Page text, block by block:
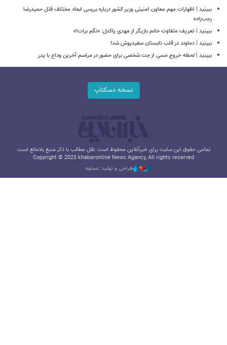
ببینید | اظهارات مهم معاون امنیتی وزیر کشور درباره بررسی ابعاد مختلف قتل حمیدرضا
رجب‌زاده
ببینید | تعریف متفاوت خانم بازیگر از مهدی پاکدل: «نگم برات!»
ببینید | دماوند در قلب تابستان سفیدپوش شد!
ببینید | لحظه خروج مسی از جت شخصی برای حضور در مراسم آخرین وداع با پدر
نسخه دسکتاپ
تمامی حقوق این سایت برای خبرآنلاین محفوظ است. نقل مطالب با ذکر منبع بلامانع است.
Copyright © 2025 khabaronline News Agancy, All rights reserved
طراحی و تولید: نستوه